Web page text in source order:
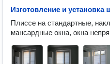
Изготовление и установка
Плиссе на стандартные,
мансардные окна, окна